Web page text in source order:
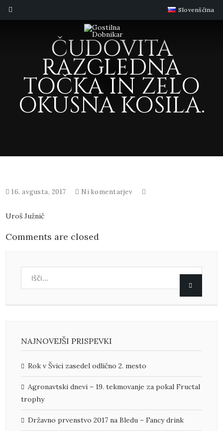
Slovenščina
ČUDOVITA
RAZGLEDNA
TOČKA IN ZELO
OKUSNA KOSILA.
16. avgusta, 2017 Ni komentarjev
Uroš Južnič
Comments are closed
NAJNOVEJŠI PRISPEVKI
Rok v Švici zasedel odlično 2. mesto
Agronavtski dnevi – 19. tekmovanje za pokal Fructal
trophy
Državno prvenstvo 2017 na Bledu – Fancy drink